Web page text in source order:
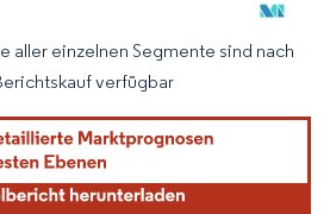
erfordert Namensnennung
aller einzelnen Segmente sind nach
verfügbar